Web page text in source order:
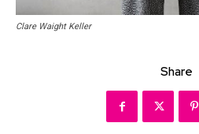
Clare Waight Keller
Share